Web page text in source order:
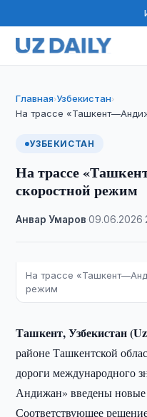
Главная›Узбекистан›
На трассе
УЗБЕКИСТАН
На трассе
скоростной режим
Анвар Умаров ·09.06.2026
На трассе
режим
Ташкент, Узбекистан
районе Ташкентской
дороги международного
Андижан» введены новые
Соответствующее